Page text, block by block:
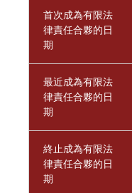
首次成為有限法
律責任合夥的日
期
最近成為有限法
律責任合夥的日
期
終止成為有限法
律責任合夥的日
期